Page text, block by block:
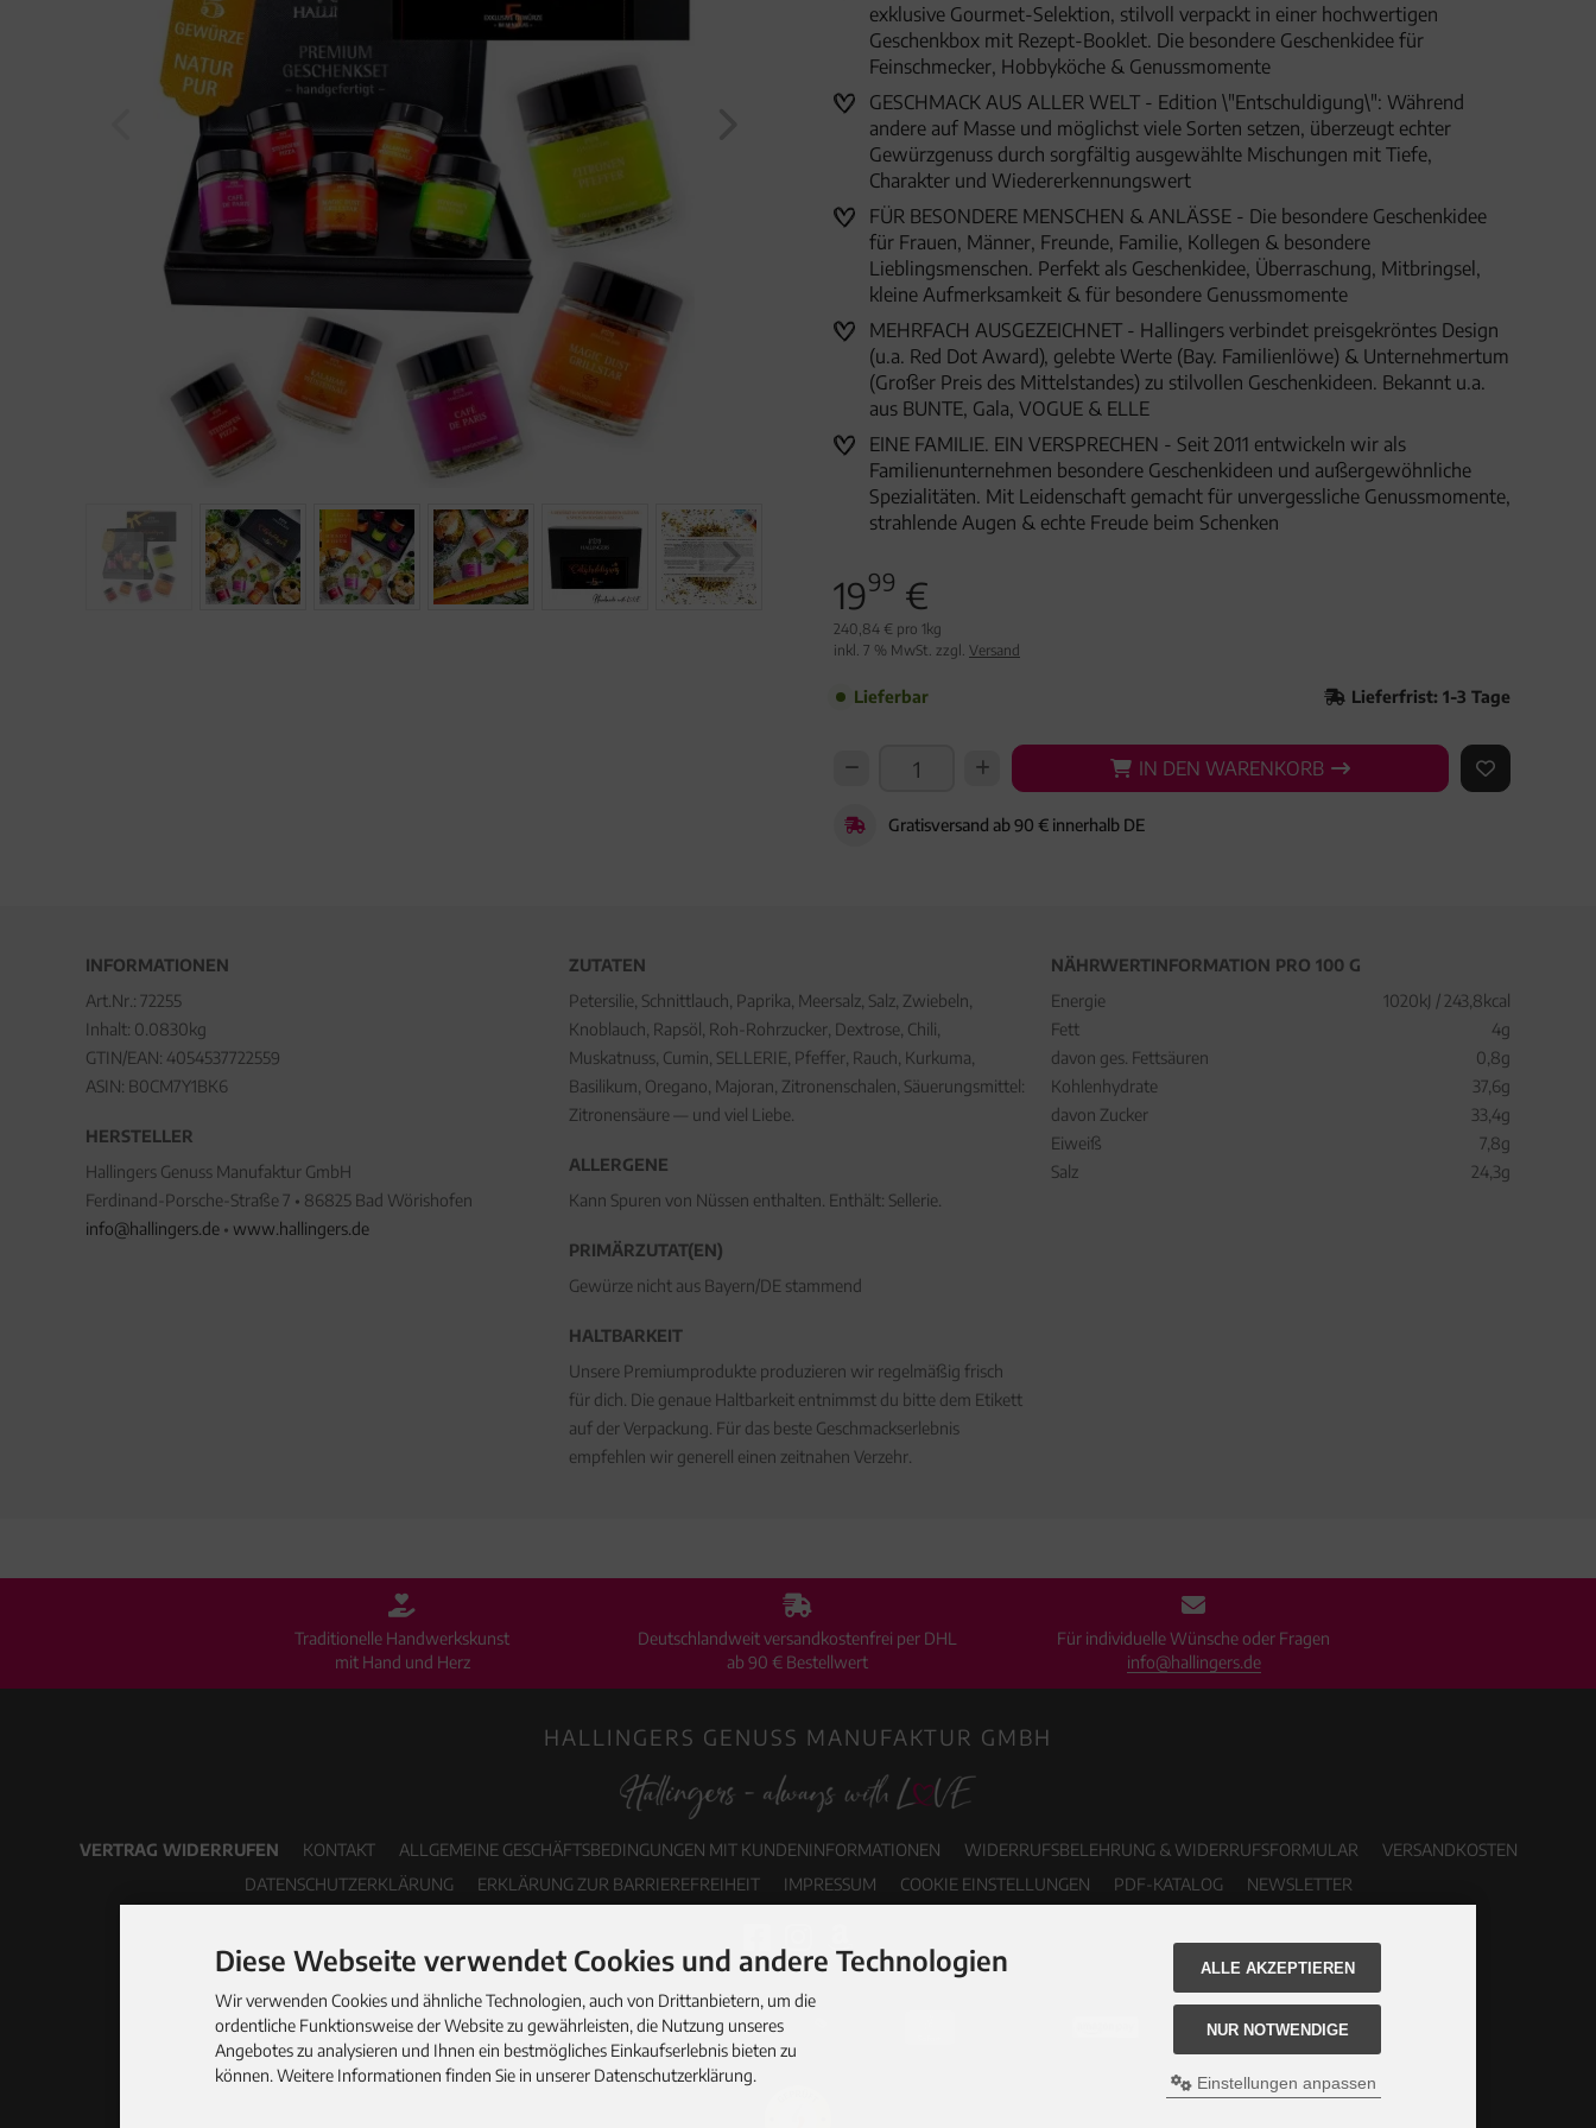
exklusive Gourmet-Selektion, stilvoll verpackt in einer hochwertigen
Geschenkbox mit Rezept-Booklet. Die besondere Geschenkidee für
Feinschmecker, Hobbyköche & Genussmomente
GESCHMACK AUS ALLER WELT - Edition \"Entschuldigung\": Während
andere auf Masse und möglichst viele Sorten setzen, überzeugt echter
Gewürzgenuss durch sorgfältig ausgewählte Mischungen mit Tiefe,
Charakter und Wiedererkennungswert
FÜR BESONDERE MENSCHEN & ANLÄSSE - Die besondere Geschenkidee
für Frauen, Männer, Freunde, Familie, Kollegen & besondere
Lieblingsmenschen. Perfekt als Geschenkidee, Überraschung, Mitbringsel,
kleine Aufmerksamkeit & für besondere Genussmomente
MEHRFACH AUSGEZEICHNET - Hallingers verbindet preisgekröntes Design
(u.a. Red Dot Award), gelebte Werte (Bay. Familienlöwe) & Unternehmertum
(Großer Preis des Mittelstandes) zu stilvollen Geschenkideen. Bekannt u.a.
aus BUNTE, Gala, VOGUE & ELLE
EINE FAMILIE. EIN VERSPRECHEN - Seit 2011 entwickeln wir als
Familienunternehmen besondere Geschenkideen und außergewöhnliche
Spezialitäten. Mit Leidenschaft gemacht für unvergessliche Genussmomente,
strahlende Augen & echte Freude beim Schenken
1999 €
240,84 € pro 1kg
inkl. 7 % MwSt. zzgl. Versand
Lieferbar Lieferfrist: 1-3 Tage
IN DEN WARENKORB
IN DEN WARENKORB AUF DEN
Gratisversand ab 90 € innerhalb DE
INFORMATIONEN
Art.Nr.: 72255
Inhalt: 0.0830kg
GTIN/EAN: 4054537722559
ASIN: B0CM7Y1BK6
HERSTELLER
Hallingers Genuss Manufaktur GmbH
Ferdinand-Porsche-Straße 7 • 86825 Bad Wörishofen
info@hallingers.de • www.hallingers.de
ZUTATEN
Petersilie, Schnittlauch, Paprika, Meersalz, Salz, Zwiebeln,
Knoblauch, Rapsöl, Roh-Rohrzucker, Dextrose, Chili,
Muskatnuss, Cumin, SELLERIE, Pfeffer, Rauch, Kurkuma,
Basilikum, Oregano, Majoran, Zitronenschalen, Säuerungsmittel:
Zitronensäure — und viel Liebe.
ALLERGENE
Kann Spuren von Nüssen enthalten. Enthält: Sellerie.
PRIMÄRZUTAT(EN)
Gewürze nicht aus Bayern/DE stammend
HALTBARKEIT
Unsere Premiumprodukte produzieren wir regelmäßig frisch
für dich. Die genaue Haltbarkeit entnimmst du bitte dem Etikett
auf der Verpackung. Für das beste Geschmackserlebnis
empfehlen wir generell einen zeitnahen Verzehr.
NÄHRWERTINFORMATION PRO 100 G
Energie
1020kJ / 243,8kcal
Fett
4g
davon ges. Fettsäuren
0,8g
Kohlenhydrate
37,6g
davon Zucker
33,4g
Eiweiß
7,8g
Salz
24,3g
Traditionelle Handwerkskunst
mit Hand und Herz
Deutschlandweit versandkostenfrei per DHL
ab 90 € Bestellwert
Für individuelle Wünsche oder Fragen
info@hallingers.de
HALLINGERS GENUSS MANUFAKTUR GMBH
VERTRAG WIDERRUFEN KONTAKT ALLGEMEINE GESCHÄFTSBEDINGUNGEN MIT KUNDENINFORMATIONEN WIDERRUFSBELEHRUNG & WIDERRUFSFORMULAR
VERSANDKOSTEN
DATENSCHUTZERKLÄRUNG
ERKLÄRUNG ZUR BARRIEREFREIHEIT IMPRESSUM COOKIE EINSTELLUNGEN PDF-KATALOG NEWSLETTER
Diese Webseite verwendet Cookies und andere Technologien
Wir verwenden Cookies und ähnliche Technologien, auch von Drittanbietern, um die
ordentliche Funktionsweise der Website zu gewährleisten, die Nutzung unseres
Angebotes zu analysieren und Ihnen ein bestmögliches Einkaufserlebnis bieten zu
können. Weitere Informationen finden Sie in unserer Datenschutzerklärung.
ALLE AKZEPTIEREN
NUR NOTWENDIGE
Einstellungen anpassen